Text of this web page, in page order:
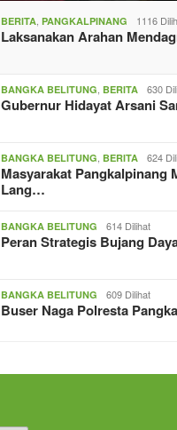
BERITA PANGKALPINANG 1116
Laksanakan Arahan
BANGKA BELITUNG BERITA 630
Gubernur Hidayat Arsani
BANGKA BELITUNG BERITA 624
Masyarakat Pangkalpinang
Lang…
BANGKA BELITUNG 614 Dilihat
Peran Strategis Bujang
BANGKA BELITUNG 609 Dilihat
Buser Naga Polresta